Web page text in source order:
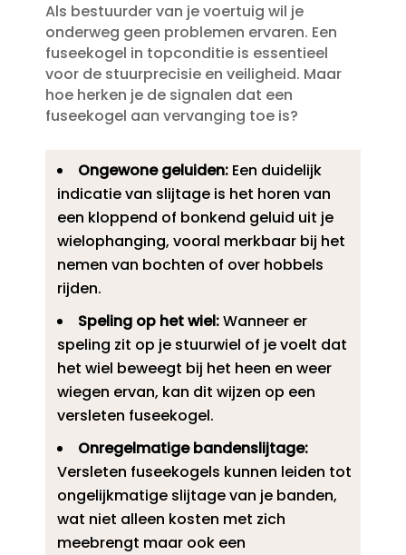
Als bestuurder van je voertuig wil je
onderweg geen problemen ervaren.​ Een
fuseekogel in topconditie is essentieel
voor de stuurprecisie en veiligheid.​ Maar
hoe herken je de signalen dat een
fuseekogel aan vervanging toe is?
Ongewone geluiden:Een duidelijk
indicatie van slijtage is het horen van
een kloppend of bonkend geluid uit je
wielophanging, vooral merkbaar bij het
nemen van bochten of over hobbels
rijden.​
Speling op het wiel:Wanneer er
speling zit op je stuurwiel of je voelt dat
het wiel beweegt bij het heen en weer
wiegen ervan, kan dit wijzen op een
versleten fuseekogel.​
Onregelmatige bandenslijtage:
Versleten fuseekogels kunnen leiden tot
ongelijkmatige slijtage van je banden,
wat niet alleen kosten met zich
meebrengt maar ook een